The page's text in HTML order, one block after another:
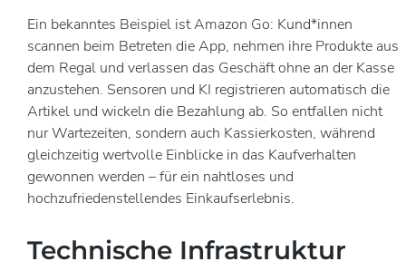
Ein bekanntes Beispiel ist Amazon Go: Kund*innen
scannen beim Betreten die App, nehmen ihre Produkte aus
dem Regal und verlassen das Geschäft ohne an der Kasse
anzustehen. Sensoren und KI registrieren automatisch die
Artikel und wickeln die Bezahlung ab. So entfallen nicht
nur Wartezeiten, sondern auch Kassierkosten, während
gleichzeitig wertvolle Einblicke in das Kaufverhalten
gewonnen werden – für ein nahtloses und
hochzufriedenstellendes Einkaufserlebnis.
Technische Infrastruktur